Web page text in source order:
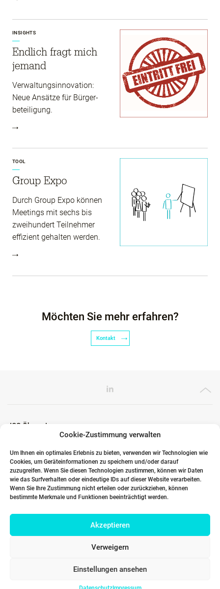
Cookie-Zustimmung verwalten
Um Ihnen ein optimales Erlebnis zu bieten, verwenden wir Technologien wie
Cookies, um Geräteinformationen zu speichern und/oder darauf
zuzugreifen. Wenn Sie diesen Technologien zustimmen, können wir Daten
wie das Surfverhalten oder eindeutige IDs auf dieser Website verarbeiten.
Wenn Sie Ihre Zustimmung nicht erteilen oder zurückziehen, können
bestimmte Merkmale und Funktionen beeinträchtigt werden.
Akzeptieren
Verweigern
Einstellungen ansehen
INSIGHTS
Endlich fragt mich
jemand
Verwaltungs­innovation:
Neue Ansätze für Bürger­
beteiligung.
TOOL
Group Expo
Durch Group Expo können
Meetings mit sechs bis
zweihundert Teilnehmer
effizient gehalten werden.
Möchten Sie mehr erfahren?
Kontakt
ICG Ökosystem
Globale Partner